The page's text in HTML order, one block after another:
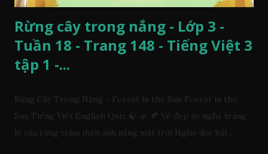
Rừng cây trong nắng - Lớp 3 -
Tuần 18 - Trang 148 - Tiếng Việt 3
tập 1 -...
Rừng Cây Trong Nắng - Forest in the Sun Forest in the
Sun Tiếng Việt English Quiz 🍃 🌿 🍂 Vẻ đẹp uy nghi, tráng
lệ của rừng tràm dưới ánh nắng mặt trời Nghe đọc bài ...